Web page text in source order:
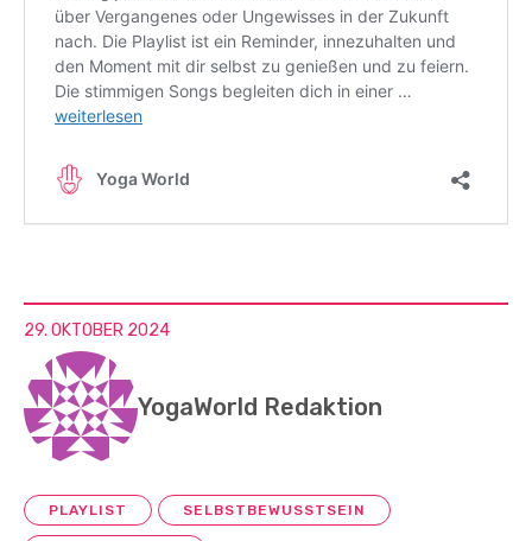
29. OKTOBER 2024
YogaWorld Redaktion
PLAYLIST SELBSTBEWUSSTSEIN